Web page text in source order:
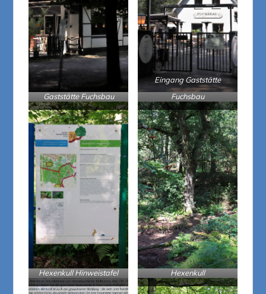
Gaststätte Fuchsbau
Eingang Gaststätte
Fuchsbau
Hexenkull Hinweistafel Hexenkull